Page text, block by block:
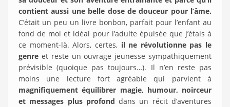
contient aussi une belle dose de douceur pour l’âme.
C’était un peu un livre bonbon, parfait pour l’enfant au
fond de moi et idéal pour l’adulte épuisée que j’étais à
ce moment-là. Alors, certes, il ne révolutionne pas le
genre et reste un ouvrage jeunesse sympathiquement
prévisible (quoique pas toujours…). Il n’en reste pas
moins une lecture fort agréable qui parvient à
magnifiquement équilibrer magie, humour, noirceur
et messages plus profond dans un récit d’aventures